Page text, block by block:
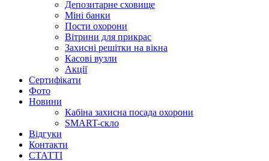
Депозитарне сховище
Міні банки
Пости охорони
Вітрини для прикрас
Захисні решітки на вікна
Касові вузли
Акції
Сертифікати
Фото
Новини
Кабіна захисна посада охорони
SMART-скло
Відгуки
Контакти
СТАТТІ